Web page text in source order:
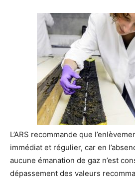
L’ARS recommande que
immédiat et régulier, car en
aucune émanation de gaz n’est
dépassement des valeurs